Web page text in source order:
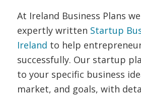
At Ireland Business Plans
expertly written Startup
Ireland to help
successfully. Our startup
to your specific business
market, and goals, with